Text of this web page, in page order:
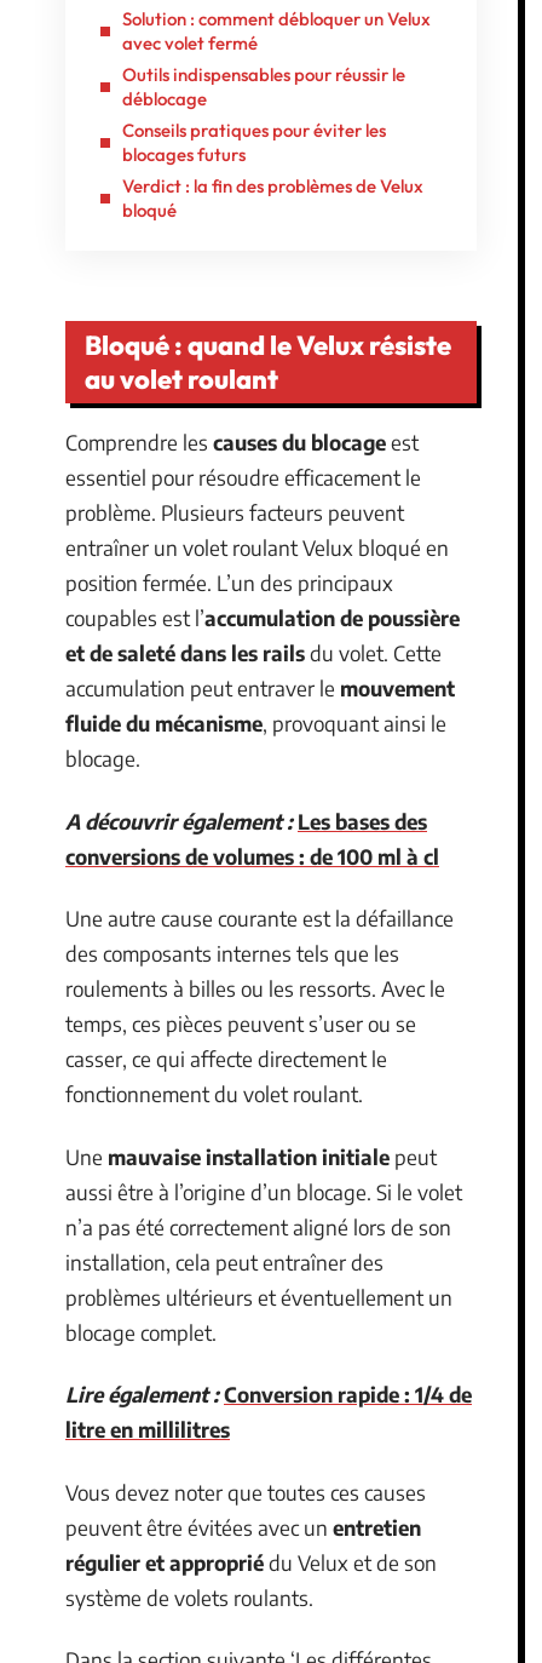
Solution : comment débloquer un Velux
avec volet fermé
Outils indispensables pour réussir le
déblocage
Conseils pratiques pour éviter les
blocages futurs
Verdict : la fin des problèmes de Velux
bloqué
Bloqué : quand le Velux résiste
au volet roulant
Comprendre les causes du blocageest
essentiel pour résoudre efficacement le
problème. Plusieurs facteurs peuvent
entraîner un volet roulant Velux bloqué en
position fermée. L’un des principaux
coupables est l’accumulation de poussière
et de saleté dans les railsdu volet. Cette
accumulation peut entraver le mouvement
fluide du mécanisme, provoquant ainsi le
blocage.
A découvrir également : Les bases des
conversions de volumes : de 100 ml à cl
Une autre cause courante est la défaillance
des composants internes tels que les
roulements à billes ou les ressorts. Avec le
temps, ces pièces peuvent s’user ou se
casser, ce qui affecte directement le
fonctionnement du volet roulant.
Une mauvaise installation initiale peut
aussi être à l’origine d’un blocage. Si le volet
n’a pas été correctement aligné lors de son
installation, cela peut entraîner des
problèmes ultérieurs et éventuellement un
blocage complet.
Lire également :Conversion rapide : 1/4 de
litre en millilitres
Vous devez noter que toutes ces causes
peuvent être évitées avec un entretien
régulier et appropriédu Velux et de son
système de volets roulants.